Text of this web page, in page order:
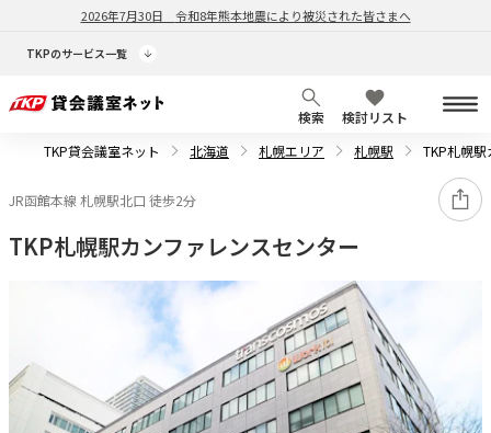
2026年7月30日 令和8年熊本地震により被災された皆さまへ
TKPのサービス一覧
検索
検討リスト
TKP貸会議室ネット
北海道 札幌エリア 札幌駅 TKP札幌
TKP札幌駅カンファレンスセンター
JR函館本線 札幌駅北口 徒歩2分